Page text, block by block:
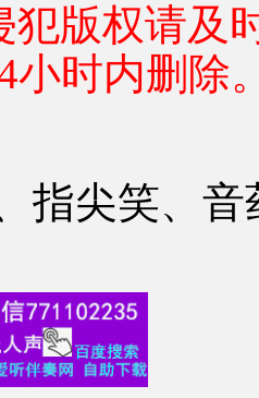
犯版权请及
小时内删除
指尖笑、